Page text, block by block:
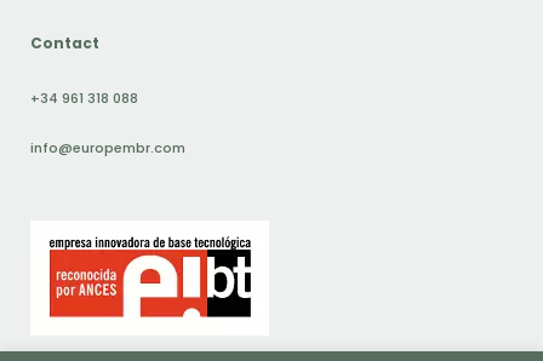
Contact
+34 961 318 088
info@europembr.com